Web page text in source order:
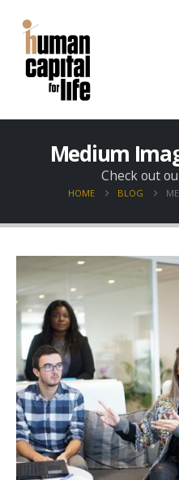
Medium
Check out
HOME BLOG